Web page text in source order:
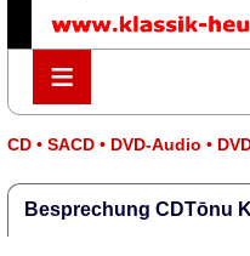
≡
≡
CD • SACD • DVD-Audio •
Besprechung CDTōnu